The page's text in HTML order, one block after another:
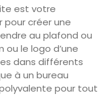
est votre
pour créer une
au plafond ou
le logo d’une
dans différents
à un bureau
pour tout